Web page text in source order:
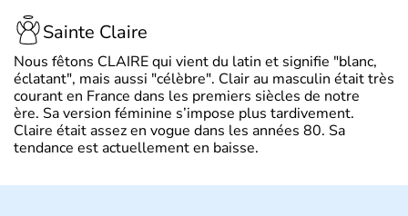
Sainte Claire
Nous fêtons CLAIRE qui vient du latin et signifie "blanc,
éclatant", mais aussi "célèbre". Clair au masculin était très
courant en France dans les premiers siècles de notre
ère. Sa version féminine s’impose plus tardivement.
Claire était assez en vogue dans les années 80. Sa
tendance est actuellement en baisse.